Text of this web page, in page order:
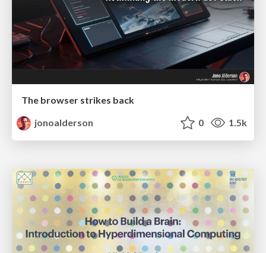
The browser strikes back
jonoalderson
0 1.5k